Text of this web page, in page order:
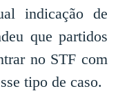
indicação de
que partidos
no STF com
tipo de caso.